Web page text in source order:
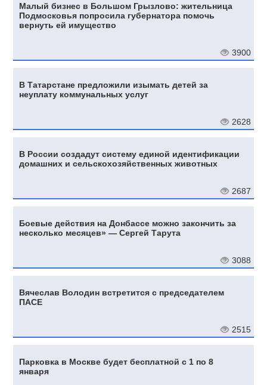
Малый бизнес в Большом Грызлово: жительница
Подмосковья попросила губернатора помочь
вернуть ей имущество
3900
В Татарстане предложили изымать детей за
неуплату коммунальных услуг
2628
В России создадут систему единой идентификации
домашних и сельскохозяйственных животных
2687
Боевые действия на Донбассе можно закончить за
несколько месяцев» — Сергей Тарута
3088
Вячеслав Володин встретится с председателем
ПАСЕ
2515
Парковка в Москве будет бесплатной c 1 по 8
января